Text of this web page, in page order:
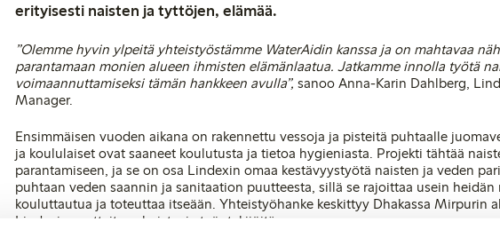
erityisesti naisten ja tyttöjen, elämää.
”Olemme hyvin ylpeitä yhteistyöstämme WaterAidin kanssa ja on mahtavaa
parantamaan monien alueen ihmisten elämänlaatua. Jatkamme innolla työtä
voimaannuttamiseksi tämän hankkeen avulla”, sanoo Anna-Karin Dahlberg,
Manager.
Ensimmäisen vuoden aikana on rakennettu vessoja ja pisteitä puhtaalle
ja koululaiset ovat saaneet koulutusta ja tietoa hygieniasta. Projekti tähtää
parantamiseen, ja se on osa Lindexin omaa kestävyystyötä naisten ja veden
puhtaan veden saannin ja sanitaation puutteesta, sillä se rajoittaa usein heidän
kouluttautua ja toteuttaa itseään. Yhteistyöhanke keskittyy Dhakassa Mirpurin
Lindexin vaatteita valmistavia työntekijöitä.